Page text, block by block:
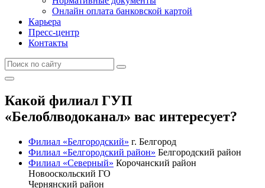
Онлайн оплата банковской картой
Карьера
Пресс-центр
Контакты
Какой филиал ГУП
«Белоблводоканал» вас интересует?
Филиал «Белгородский» г. Белгород
Филиал «Белгородский район» Белгородский район
Филиал «Северный» Корочанский район
Новооскольский ГО
Чернянский район